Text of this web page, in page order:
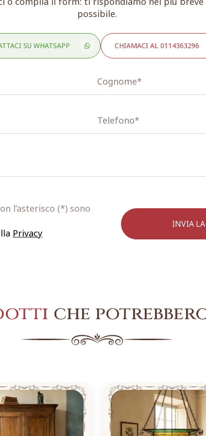
possibile.
SU WHATSAPP CHIAMACI AL 0114363296
l’asterisco (*) sono
Privacy
che